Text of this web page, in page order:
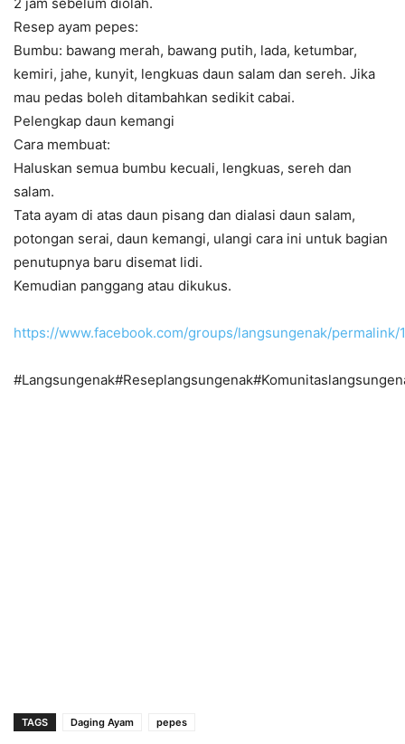
Resep ayam pepes:
Bumbu: bawang merah, bawang putih, lada, ketumbar,
kemiri, jahe, kunyit, lengkuas daun salam dan sereh. Jika
mau pedas boleh ditambahkan sedikit cabai.
Pelengkap daun kemangi
Cara membuat:
Haluskan semua bumbu kecuali, lengkuas, sereh dan
salam.
Tata ayam di atas daun pisang dan dialasi daun salam,
potongan serai, daun kemangi, ulangi cara ini untuk bagian
penutupnya baru disemat lidi.
Kemudian panggang atau dikukus.
https://www.facebook.com/groups/langsungenak/permalink/
TAGS Daging Ayam pepes